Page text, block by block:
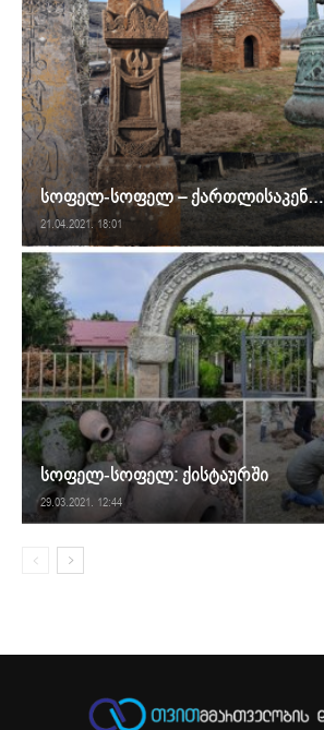
სოფელ-სოფელ – ქართლისაკენ…
21.04.2021. 18:01
სოფელ-სოფელ: ქისტაურში
29.03.2021. 12:44